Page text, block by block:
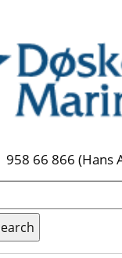
958 66 866 (Hans